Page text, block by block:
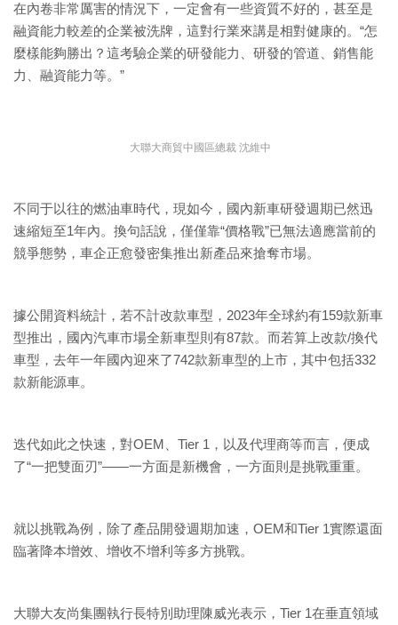
在內卷非常厲害的情況下，一定會有一些資質不好的，甚至是
融資能力較差的企業被洗牌，這對行業來講是相對健康的。“怎
麼樣能夠勝出？這考驗企業的研發能力、研發的管道、銷售能
力、融資能力等。”
大聯大商貿中國區總裁 沈維中
不同于以往的燃油車時代，現如今，國內新車研發週期已然迅
速縮短至1年內。換句話說，僅僅靠“價格戰”已無法適應當前的
競爭態勢，車企正愈發密集推出新產品來搶奪市場。
據公開資料統計，若不計改款車型，2023年全球約有159款新車
型推出，國內汽車市場全新車型則有87款。而若算上改款/換代
車型，去年一年國內迎來了742款新車型的上市，其中包括332
款新能源車。
迭代如此之快速，對OEM、Tier 1，以及代理商等而言，便成
了“一把雙面刃”——一方面是新機會，一方面則是挑戰重重。
就以挑戰為例，除了產品開發週期加速，OEM和Tier 1實際還面
臨著降本增效、增收不增利等多方挑戰。
大聯大友尚集團執行長特別助理陳威光表示，Tier 1在垂直領域